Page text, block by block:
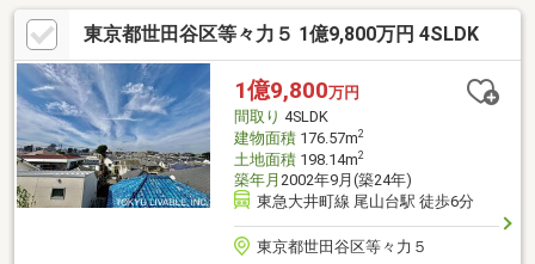
仮審査・火災保険
東京都世田谷区等々力５ 1億9,800万円 4SLDK
1億9,800万円
間取り 4SLDK
建物面積176.57m2
土地面積198.14m2
築年月 2002年9月(築24年)
東急大井町線 尾山台駅 徒歩6分
東京都世田谷区等々力５